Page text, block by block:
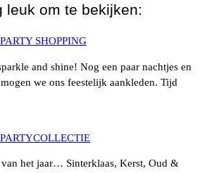
leuk om te bekijken:
SHOPPING
and shine! Nog een paar nachtjes en
we ons feestelijk aankleden. Tijd
het jaar… Sinterklaas, Kerst, Oud &